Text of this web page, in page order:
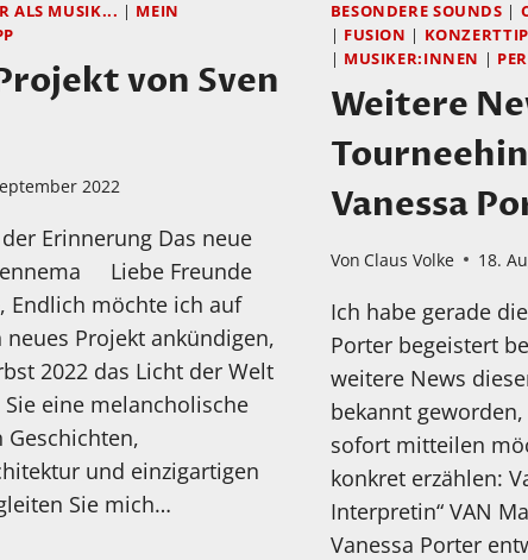
ALS MUSIK... | MEIN
von Sven
2022
der Erinnerung Das neue
Liebe Freunde
Endlich möchte ich auf
Projekt ankündigen,
2022 das Licht der Welt
eine melancholische
Geschichten,
und einzigartigen
Sie mich…
BESONDERE SOUNDS |
| FUSION |
| MUSIKER:INNEN |
Weitere
Vanessa
Von Claus Volke 18.
Ich habe gerade
Porter begeistert
weitere News
bekannt
sofort mitteilen
konkret erzählen:
Interpretin“ VAN
Vanessa Porter